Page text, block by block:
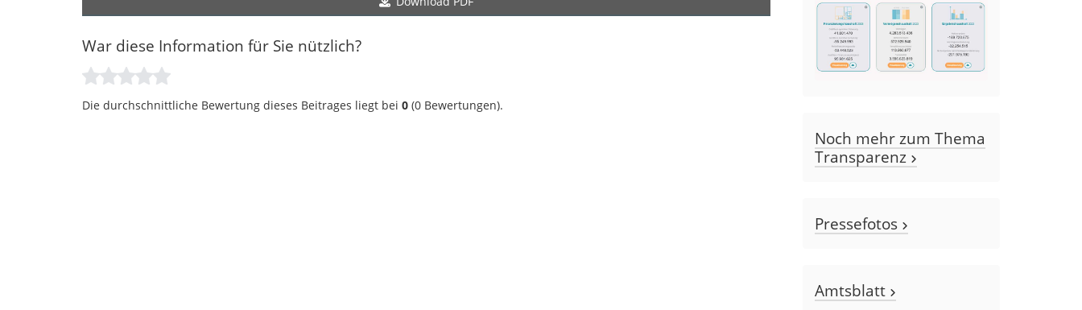
War diese Information für Sie nützlich?
Die durchschnittliche Bewertung dieses Beitrages liegt bei 0 (0 Bewertungen).
Noch mehr zum Thema
Transparenz
Pressefotos
Amtsblatt